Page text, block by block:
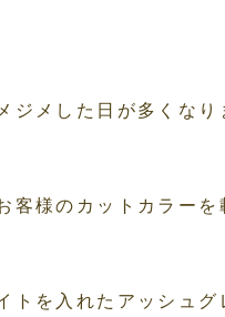
ジメした日が多くな
客様のカットカラーを
トを入れたアッシュ